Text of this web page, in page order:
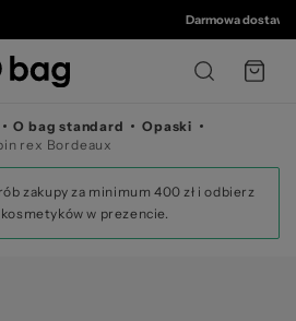
Darmowa dostawa od
O bag standard
Opaski
rex Bordeaux
zakupy za minimum 400 zł i odbierz
w prezencie.